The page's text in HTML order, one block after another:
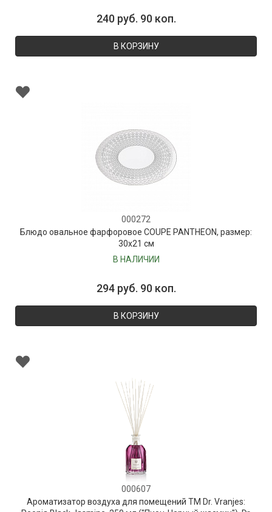
240 руб. 90 коп.
В КОРЗИНУ
000272
Блюдо овальное фарфоровое COUPE PANTHEON, размер:
30х21 см
В НАЛИЧИИ
294 руб. 90 коп.
В КОРЗИНУ
000607
Ароматизатор воздуха для помещений ТМ Dr. Vranjes: